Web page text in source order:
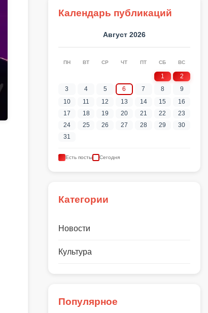
Календарь публикаций
Август 2026
ПН ВТ СР ЧТ ПТ СБ ВС
1
2
3
4 5 6 7 8
9
10
11 12 13 14 15
16
17
18 19 20 21 22
23
24
25 26 27 28 29
30
31
Есть посты Сегодня
Категории
Новости
Культура
Популярное